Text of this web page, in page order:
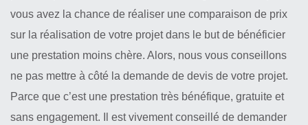
vous avez la chance de réaliser une comparaison de prix
sur la réalisation de votre projet dans le but de bénéficier
une prestation moins chère. Alors, nous vous conseillons
ne pas mettre à côté la demande de devis de votre projet.
Parce que c’est une prestation très bénéfique, gratuite et
sans engagement. Il est vivement conseillé de demander